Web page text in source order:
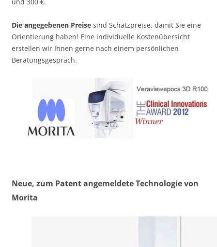
Die angegebenen Preise sind Schätzpreise, damit Sie eine
Orientierung haben! Eine individuelle Kostenübersicht
erstellen wir Ihnen gerne nach einem persönlichen
Beratungsgespräch.
Neue, zum Patent angemeldete Technologie von
Morita